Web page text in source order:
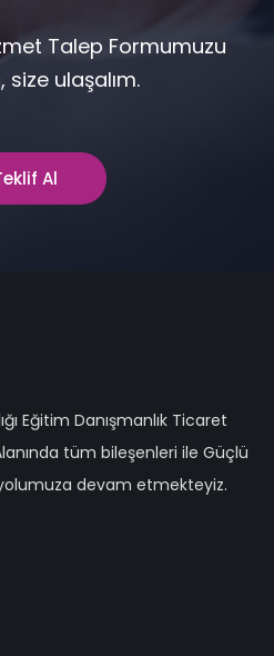
Talep Formumuzu
ulaşalım.
Al
Eğitim Danışmanlık Ticaret
tüm bileşenleri ile Güçlü
devam etmekteyiz.